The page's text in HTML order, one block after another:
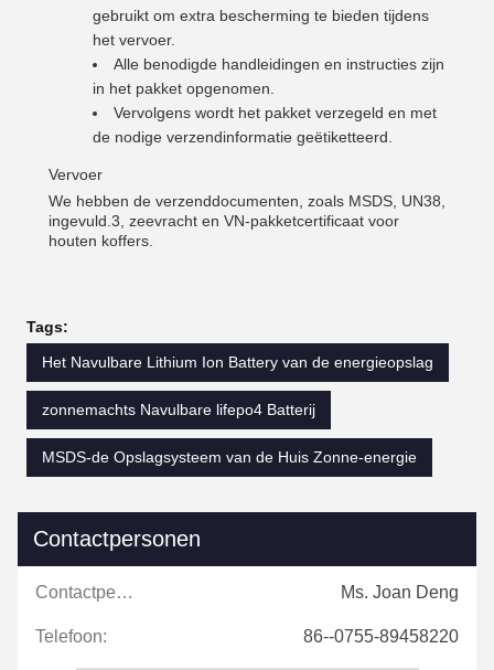
gebruikt om extra bescherming te bieden tijdens
het vervoer.
Alle benodigde handleidingen en instructies zijn
in het pakket opgenomen.
Vervolgens wordt het pakket verzegeld en met
de nodige verzendinformatie geëtiketteerd.
Vervoer
We hebben de verzenddocumenten, zoals MSDS, UN38,
ingevuld.3, zeevracht en VN-pakketcertificaat voor
houten koffers.
Tags:
Het Navulbare Lithium Ion Battery van de energieopslag
zonnemachts Navulbare lifepo4 Batterij
MSDS-de Opslagsysteem van de Huis Zonne-energie
Contactpersonen
Contactpersonen: Ms. Joan Deng
Telefoon: 86--0755-89458220